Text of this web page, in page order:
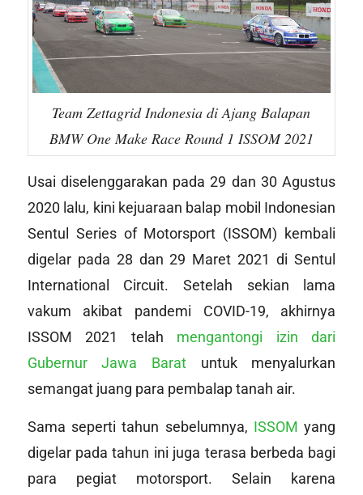
Team Zettagrid Indonesia di Ajang Balapan
BMW One Make Race Round 1 ISSOM 2021
Usai diselenggarakan pada 29 dan 30 Agustus
2020 lalu, kini kejuaraan balap mobil Indonesian
Sentul Series of Motorsport (ISSOM) kembali
digelar pada 28 dan 29 Maret 2021 di Sentul
International Circuit. Setelah sekian lama
vakum akibat pandemi COVID-19, akhirnya
ISSOM 2021 telah
mengantongi izin dari
Gubernur Jawa Barat untuk menyalurkan
semangat juang para pembalap tanah air.
Sama seperti tahun sebelumnya, ISSOM yang
digelar pada tahun ini juga terasa berbeda bagi
para pegiat motorsport. Selain karena